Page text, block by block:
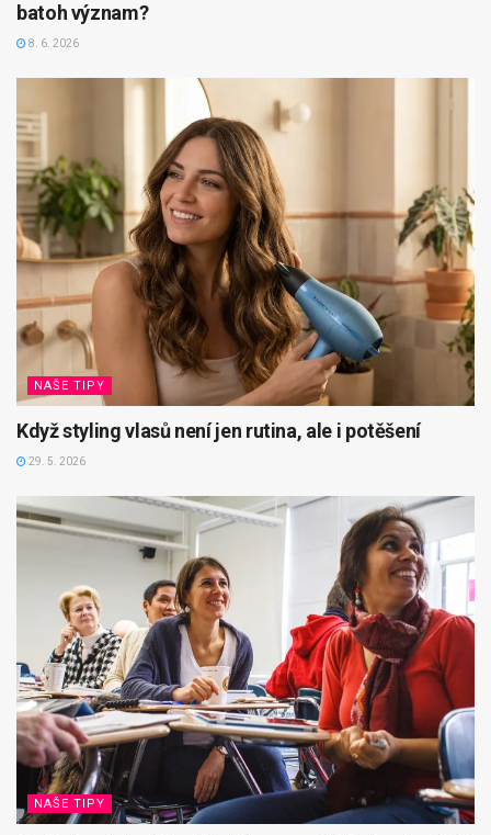
batoh význam?
8. 6. 2026
NAŠE TIPY
Když styling vlasů není jen rutina, ale i potěšení
29. 5. 2026
NAŠE TIPY